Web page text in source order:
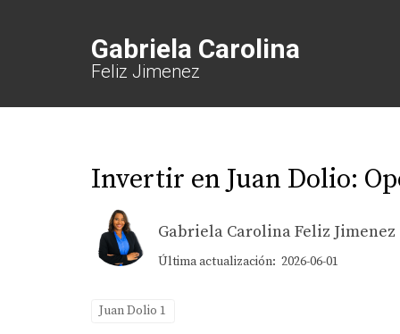
Gabriela Carolina
Feliz Jimenez
Invertir en Juan Dolio:
Gabriela Carolina Feliz Jimenez
Última actualización: 2026-06-01
Juan Dolio 1